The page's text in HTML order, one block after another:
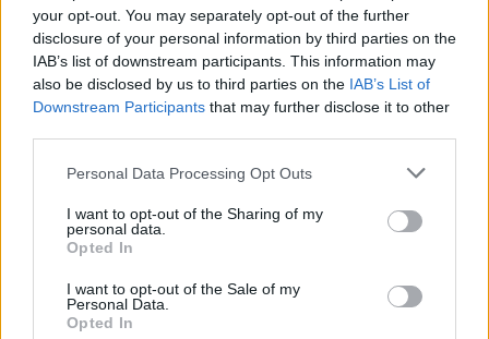
your opt-out. You may separately opt-out of the further
disclosure of your personal information by third parties on the
IAB’s list of downstream participants. This information may
also be disclosed by us to third parties on the IAB’s List of
Downstream Participants that may further disclose it to other
Please note that this website/app uses one or more Google
not limited to your visit or usage behaviour. You may click to
grant or deny consent to Google and its third-party tags to
use your data for below specified purposes in below Google
consent section.
Personal Data Processing Opt Outs
I want to opt-out of the Sharing of my
personal data.
Opted In
I want to opt-out of the Sale of my
Personal Data.
Opted In
Bárány Anzelm mondott a kiállító művészeket
méltató beszédet. Egyebek között kiemelte,
hogy mindhárman "a magyar avantgárd
bölcsőjéből", a szentendrei Vajda Lajos
Stúdióból indult "autodidakta polihisztorok",
a rendszerváltás előtt pedig "a késő Kádár-
kor sokoldalú fenegyerekei és bohémjei"
A megnyitó a Vajda Lajos Stúdió
fellépett Wahorn András, Wahorn Matzaa és
a Németországban és Magyarországon